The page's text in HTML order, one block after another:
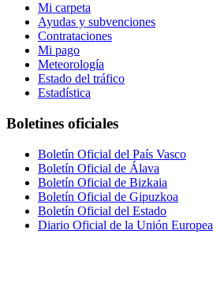
Mi carpeta
Ayudas y subvenciones
Contrataciones
Mi pago
Meteorología
Estado del tráfico
Estadística
Boletines oficiales
Boletín Oficial del País Vasco
Boletín Oficial de Álava
Boletín Oficial de Bizkaia
Boletín Oficial de Gipuzkoa
Boletín Oficial del Estado
Diario Oficial de la Unión Europea